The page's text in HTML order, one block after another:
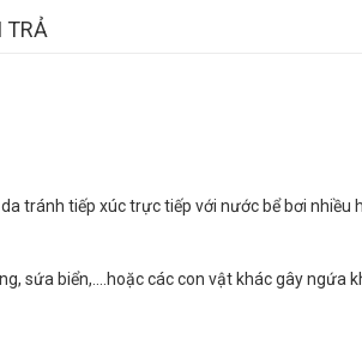
TRẢ
tránh tiếp xúc trực tiếp với nước bể bơi nhiều
sứa biển,....hoặc các con vật khác gây ngứa